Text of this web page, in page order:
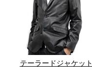
テーラードジャケット